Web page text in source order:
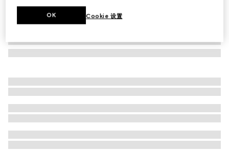
Cookie 设置
OK